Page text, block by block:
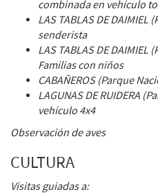
combinada en vehículo
LAS TABLAS DE
senderista
LAS TABLAS DE
Familias con niños
CABAÑEROS (Parque
LAGUNAS DE RUIDERA
vehículo 4x4
Observación de aves
CULTURA
Visitas guiadas a: